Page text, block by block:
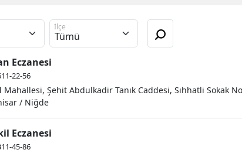
İlçe
Eczanesi
22-56
Mahallesi, Şehit Abdulkadir Tanık Caddesi, Sıhhatli Sokak
/ Niğde
Eczanesi
45-86
Gümüşhane'de "Birleştirilmiş
Sınıflar Çalıştayı" Sona Erdi:...
Rehberi